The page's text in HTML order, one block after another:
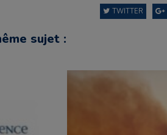
TWITTER
sujet :